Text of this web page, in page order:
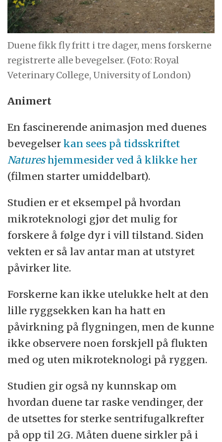
Duene fikk fly fritt i tre dager, mens forskerne
registrerte alle bevegelser. (Foto: Royal
Veterinary College, University of London)
Animert
En fascinerende animasjon med duenes
bevegelserkan sees på tidsskriftet
Natureshjemmesider ved å klikke her
(filmen starter umiddelbart).
Studien er et eksempel på hvordan
mikroteknologi gjør det mulig for
forskere å følge dyr i vill tilstand. Siden
vekten er så lav antar man at utstyret
påvirker lite.
Forskerne kan ikke utelukke helt at den
lille ryggsekken kan ha hatt en
påvirkning på flygningen, men de kunne
ikke observere noen forskjell på flukten
med og uten mikroteknologi på ryggen.
Studien gir også ny kunnskap om
hvordan duene tar raske vendinger, der
de utsettes for sterke sentrifugalkrefter
på opp til 2G. Måten duene sirkler på i